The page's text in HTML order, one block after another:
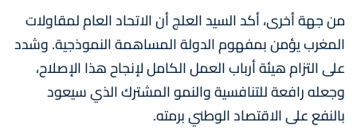
من جهة أخرى، أكد السيد العلج أن الاتحاد العام لمقاولات
المغرب يؤمن بمفهوم الدولة المساهمة النموذجية. وشدد
على التزام هيئة أرباب العمل الكامل لإنجاح هذا الإصلاح،
وجعله رافعة للتنافسية والنمو المشترك الذي سيعود
بالنفع على الاقتصاد الوطني برمته.